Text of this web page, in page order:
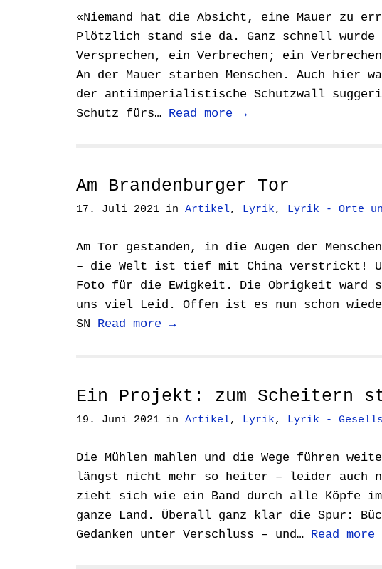
«Niemand hat die Absicht, eine Mauer zu
Plötzlich stand sie da. Ganz schnell wurde
Versprechen, ein Verbrechen; ein
An der Mauer starben Menschen. Auch hier
der antiimperialistische Schutzwall
Schutz fürs… Read more →
Am Brandenburger Tor
17. Juli 2021 in Artikel, Lyrik, Lyrik - Orte
Am Tor gestanden, in die Augen der
– die Welt ist tief mit China verstrickt!
Foto für die Ewigkeit. Die Obrigkeit ward
uns viel Leid. Offen ist es nun schon
SN Read more →
Ein Projekt: zum Scheitern
19. Juni 2021 in Artikel, Lyrik, Lyrik -
Die Mühlen mahlen und die Wege führen
längst nicht mehr so heiter – leider
zieht sich wie ein Band durch alle Köpfe
ganze Land. Überall ganz klar die Spur:
Gedanken unter Verschluss – und… Read more